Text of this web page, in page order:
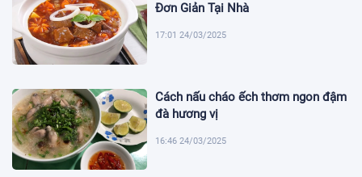
Đơn Giản Tại Nhà
17:01 24/03/2025
Cách nấu cháo ếch thơm ngon đậm
đà hương vị
16:46 24/03/2025